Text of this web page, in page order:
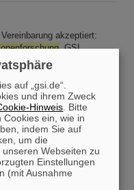
akzeptiert:
, GSI
This program is free
5. März 2018
ROOT
v5.1
auf „gsi.de“.
und ihrem Zweck
Hinweis . Bitte
Cookies ein, wie in
indem Sie auf
um die
Webseiten zu
Einstellungen
(mit Ausnahme